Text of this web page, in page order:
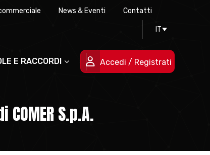
Certificazioni di qualità
Progetti cofinanziati
News & Eventi Contatti
IT
E RACCORDI Accedi / Registrati
S.p.A.